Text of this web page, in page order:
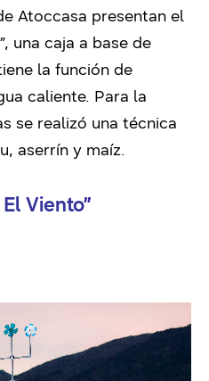
Atoccasa presentan el
una caja a base de
la función de
caliente. Para la
se realizó una técnica
aserrín y maíz.
Viento”